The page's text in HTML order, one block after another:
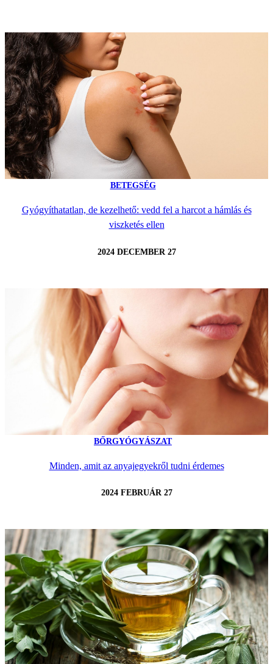
BETEGSÉG
Gyógyíthatatlan, de kezelhető: vedd fel a harcot a hámlás és
viszketés ellen
2024 DECEMBER 27
BŐRGYÓGYÁSZAT
Minden, amit az anyajegyekről tudni érdemes
2024 FEBRUÁR 27